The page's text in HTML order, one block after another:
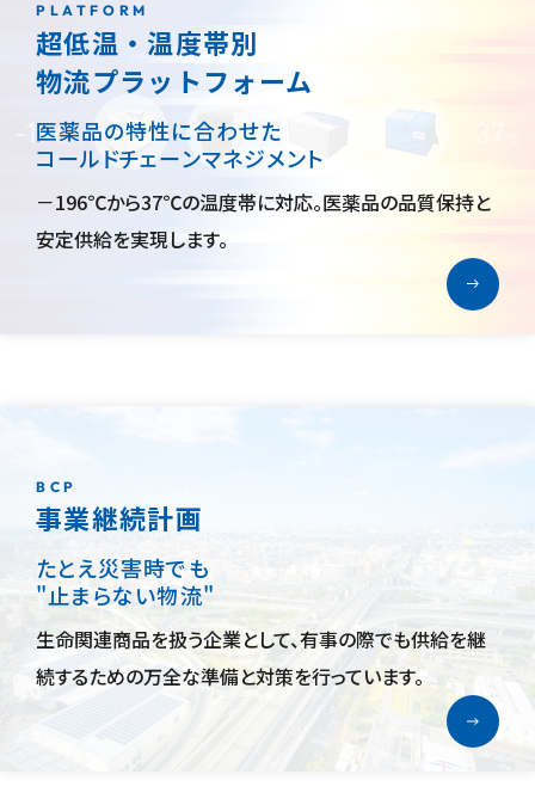
PLATFORM
超低温・温度帯別
物流プラットフォーム
医薬品の特性に合わせた
コールドチェーンマネジメント
－196℃から37℃の温度帯に対応。医薬品の品質保持と
安定供給を実現します。
BCP
事業継続計画
たとえ災害時でも
"止まらない物流"
生命関連商品を扱う企業として、有事の際でも供給を継
続するための万全な準備と対策を行っています。